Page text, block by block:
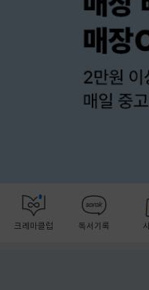
크레마클럽 독서기록